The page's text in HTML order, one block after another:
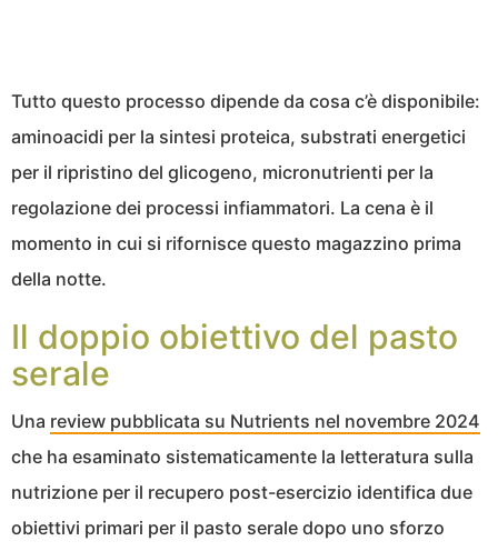
Tutto questo processo dipende da cosa c’è disponibile:
aminoacidi per la sintesi proteica, substrati energetici
per il ripristino del glicogeno, micronutrienti per la
regolazione dei processi infiammatori. La cena è il
momento in cui si rifornisce questo magazzino prima
della notte.
Il doppio obiettivo del pasto
serale
Una review pubblicata su Nutrients nel novembre 2024
che ha esaminato sistematicamente la letteratura sulla
nutrizione per il recupero post-esercizio identifica due
obiettivi primari per il pasto serale dopo uno sforzo